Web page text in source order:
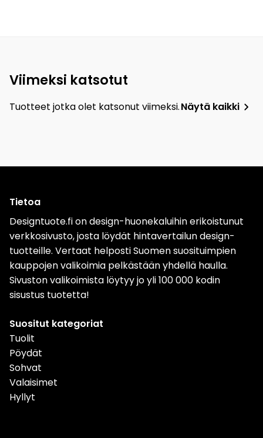
Viimeksi katsotut
Tuotteet jotka olet katsonut viimeksi.Näytä kaikki
Tietoa
Designtuote.fi on design-huonekaluihin erikoistunut
verkkosivusto, josta löydät hintavertailun design-
tuotteille. Vertaat helposti Suomen suosituimpien
kauppojen valikoimia pelkästään yhdellä haulla.
Sivuston valikoimista löytyy jo yli 100 000 kodin
sisustus tuotetta!
Suositut kategoriat
Tuolit
Pöydät
Sohvat
Valaisimet
Hyllyt